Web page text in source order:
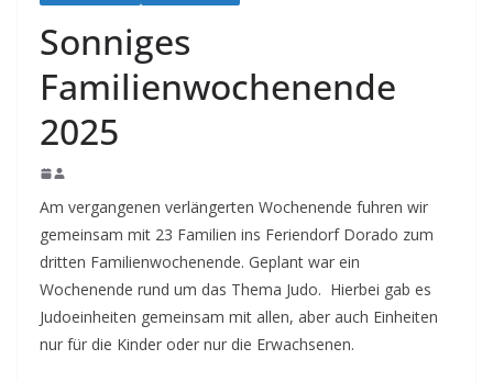
Sonniges
Familienwochenende
2025
Am vergangenen verlängerten Wochenende fuhren wir
gemeinsam mit 23 Familien ins Feriendorf Dorado zum
dritten Familienwochenende. Geplant war ein
Wochenende rund um das Thema Judo. Hierbei gab es
Judoeinheiten gemeinsam mit allen, aber auch Einheiten
nur für die Kinder oder nur die Erwachsenen.